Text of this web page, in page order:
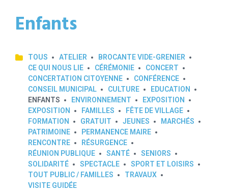
Enfants
TOUS ATELIER
BROCANTE VIDE-GRENIER
CE QUI NOUS LIE
CÉRÉMONIE
CONCERT
CONCERTATION CITOYENNE
CONFÉRENCE
CONSEIL MUNICIPAL
CULTURE
EDUCATION
ENFANTS
ENVIRONNEMENT
EXPOSITION
EXPOSITION
FAMILLES
FÊTE DE VILLAGE
FORMATION
GRATUIT JEUNES
MARCHÉS
PATRIMOINE
PERMANENCE MAIRE
RENCONTRE
RÉSURGENCE
RÉUNION PUBLIQUE
SANTÉ
SENIORS
SOLIDARITÉ
SPECTACLE
SPORT ET LOISIRS
TOUT PUBLIC / FAMILLES
TRAVAUX
VISITE GUIDÉE